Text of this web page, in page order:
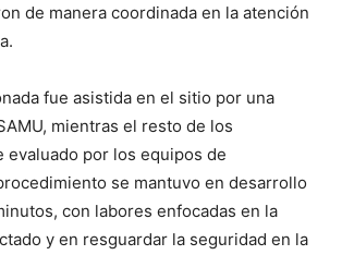
de manera coordinada en la atención
fue asistida en el sitio por una
mientras el resto de los
evaluado por los equipos de
se mantuvo en desarrollo
con labores enfocadas en la
y en resguardar la seguridad en la